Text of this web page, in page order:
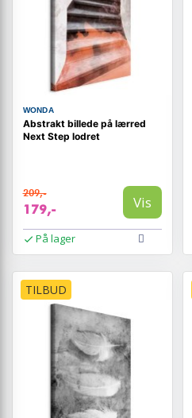
WONDA
Abstrakt billede på lærred
Next Step lodret
209,-
179,- Vis
På lager
TILBUD